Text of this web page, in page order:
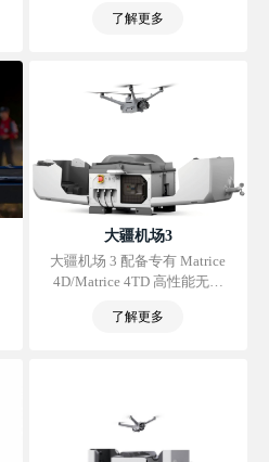
持全球主流卫星导航系统。
性能传感器，为飞行平台提
供实时差分数据，让其获得
指南针的不足，为高精度应
用需求提供精确、可靠的系
统解决方案。
了解更多
大疆机场3
大疆机场 3 配备专有 Matrice
4D/Matrice 4TD 高性能无人
人值守作业，并首次支持车
佳，还可搭配 DJI RC Plus 2
行业版遥控器单独使用。通
了解更多